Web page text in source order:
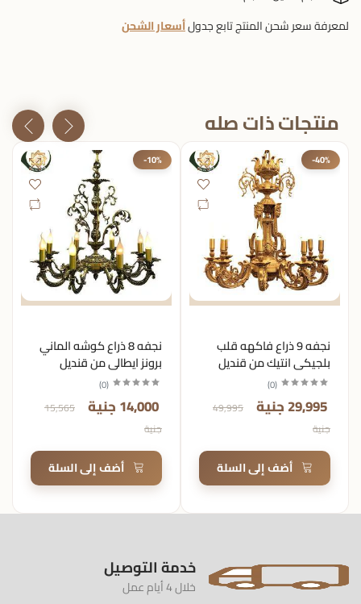
لمعرفة سعر شحن المنتج تابع جدولأسعار الشحن
منتجات ذات صله
-10%
نجفه 8 ذراع كوشه الماني
برونز ايطالي من قنديل
(
0
)
14,000 جنية
15,565
جنية
أضف إلى السلة
-40%
نجفه 9 ذراع فاكهه قلب
بلجيكي انتيك من قنديل
(
0
)
29,995 جنية
49,995
جنية
أضف إلى السلة
خدمة التوصيل
خلال 4 أيام عمل